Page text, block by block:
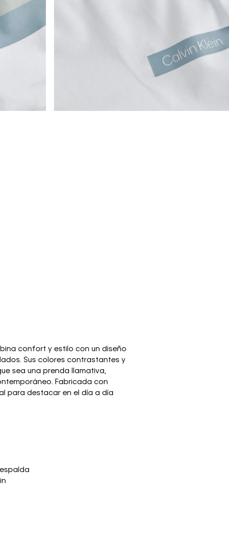
confort y estilo con un diseño
Sus colores contrastantes y
sea una prenda llamativa,
Fabricada con
para destacar en el día a día